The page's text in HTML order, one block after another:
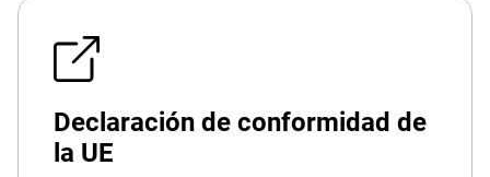
Declaración de conformidad de
la UE